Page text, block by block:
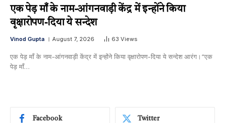
एक पेड़ माँ के नाम-आंगनवाड़ी केंद्र में इन्होंने किया
वृक्षारोपण-दिया ये सन्देश
Vinod Gupta August 7, 2026 63 Views
एक पेड़ माँ के नाम-आंगनवाड़ी केंद्र में इन्होंने किया वृक्षारोपण-दिया ये सन्देश आरंग।“एक
पेड़ माँ…
Facebook Twitter